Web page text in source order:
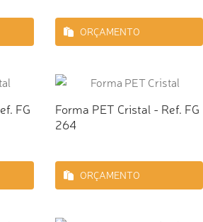
ORÇAMENTO
FG
Forma PET Cristal - Ref. FG
264
ORÇAMENTO